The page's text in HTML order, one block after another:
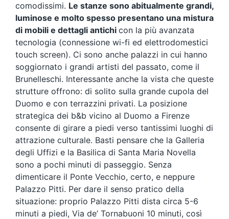
comodissimi. Le stanze sono abitualmente grandi,
luminose e molto spesso presentano una mistura
di mobili e dettagli antichi con la più avanzata
tecnologia (connessione wi-fi ed elettrodomestici
touch screen). Ci sono anche palazzi in cui hanno
soggiornato i grandi artisti del passato, come il
Brunelleschi. Interessante anche la vista che queste
strutture offrono: di solito sulla grande cupola del
Duomo e con terrazzini privati. La posizione
strategica dei b&b vicino al Duomo a Firenze
consente di girare a piedi verso tantissimi luoghi di
attrazione culturale. Basti pensare che la Galleria
degli Uffizi e la Basilica di Santa Maria Novella
sono a pochi minuti di passeggio. Senza
dimenticare il Ponte Vecchio, certo, e neppure
Palazzo Pitti. Per dare il senso pratico della
situazione: proprio Palazzo Pitti dista circa 5-6
minuti a piedi, Via de’ Tornabuoni 10 minuti, così